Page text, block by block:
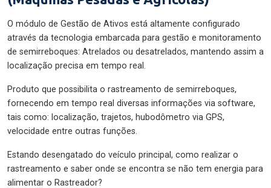
O módulo de Gestão de Ativos está altamente configurado
através da tecnologia embarcada para gestão e monitoramento
de semirreboques: Atrelados ou desatrelados, mantendo assim a
localização precisa em tempo real.
Produto que possibilita o rastreamento de semirreboques,
fornecendo em tempo real diversas informações via software,
tais como: localização, trajetos, hubodômetro via GPS,
velocidade entre outras funções.
Estando desengatado do veículo principal, como realizar o
rastreamento e saber onde se encontra se não tem energia para
alimentar o Rastreador?